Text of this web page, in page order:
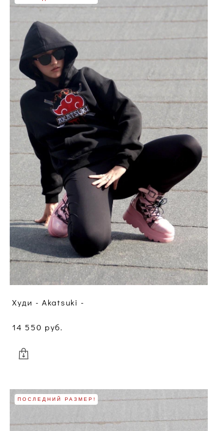
Худи - Akatsuki -
14 550 pуб.
ПОСЛЕДНИЙ РАЗМЕР!